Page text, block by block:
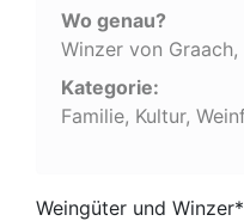
Wo genau?
Winzer von Graach,
Kategorie:
Familie, Kultur,
Weingüter und